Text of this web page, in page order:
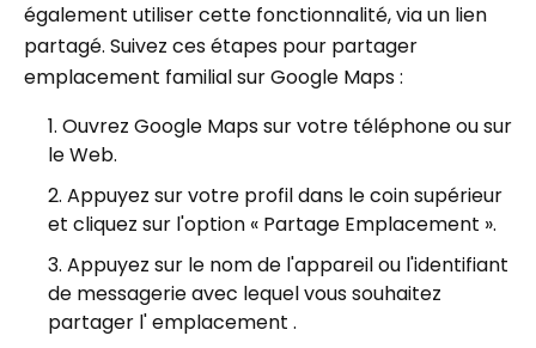
également utiliser cette fonctionnalité, via un lien
partagé. Suivez ces étapes pour partager
emplacement familial sur Google Maps :
Ouvrez Google Maps sur votre téléphone ou sur
le Web.
Appuyez sur votre profil dans le coin supérieur
et cliquez sur l'option « Partage Emplacement ».
Appuyez sur le nom de l'appareil ou l'identifiant
de messagerie avec lequel vous souhaitez
partager l' emplacement .